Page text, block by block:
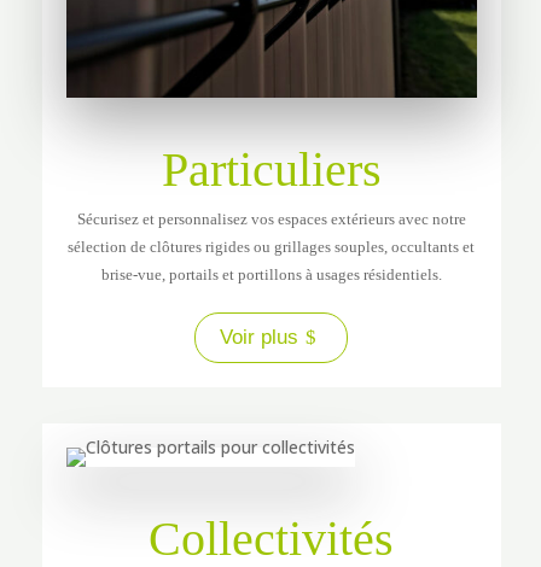
Particuliers
Sécurisez et personnalisez vos espaces extérieurs avec notre
sélection de clôtures rigides ou grillages souples, occultants et
brise-vue, portails et portillons à usages résidentiels.
Voir plus
Collectivités